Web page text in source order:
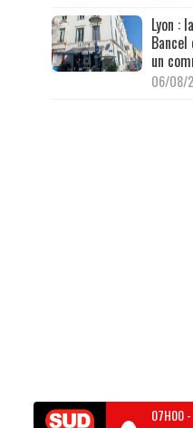
Lyon :
un
06/08/
07H00-